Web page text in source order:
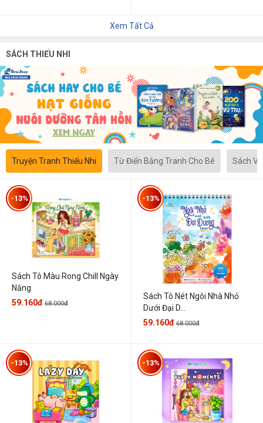
Xem Tất Cả
SÁCH THIẾU NHI
Truyện Tranh Thiếu Nhi Từ Điển Bằng Tranh Cho Bé Sách
Sách Tô Màu Rong Chill Ngày
Nắng
-13%
59.160đ 68.000đ
Sách Tô Nét Ngôi Nhà Nhỏ
Dưới Đại D...
-13%
59.160đ 68.000đ
-13% -13%